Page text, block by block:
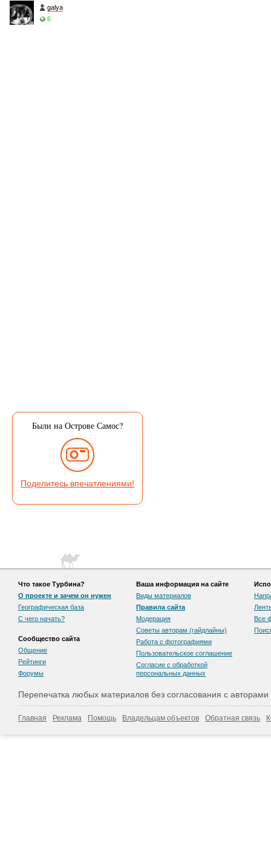
galya
6
Были на Острове Самос?
Поделитесь впечатлениями!
Что такое Турбина?
О проекте и зачем он нужен
Географическая база
С чего начать?
Сообщество сайта
Общение
Рейтинги
Форумы
Ваша информация на сайте
Виды материалов
Правила сайта
Модерация
Советы авторам (гайдлайны)
Работа с фотографиями
Пользовательскоe соглашение
Согласие с обработкой
персональных данных
Все
Перепечатка любых материалов без согласования с
Главная Реклама Помощь Владельцам объектов Обратная связь